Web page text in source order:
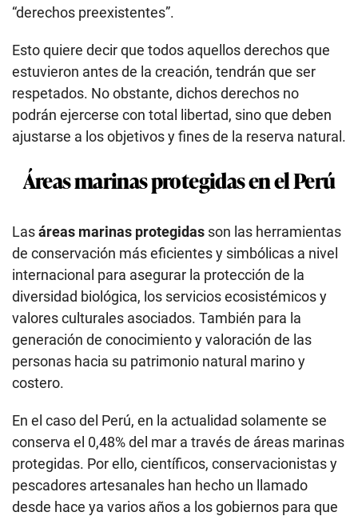
“derechos preexistentes”.
Esto quiere decir que todos aquellos derechos que
estuvieron antes de la creación, tendrán que ser
respetados. No obstante, dichos derechos no
podrán ejercerse con total libertad, sino que deben
ajustarse a los objetivos y fines de la reserva natural.
Áreas marinas protegidas en el Perú
Lasáreas marinas protegidas son las herramientas
de conservación más eficientes y simbólicas a nivel
internacional para asegurar la protección de la
diversidad biológica, los servicios ecosistémicos y
valores culturales asociados. También para la
generación de conocimiento y valoración de las
personas hacia su patrimonio natural marino y
costero.
En el caso del Perú, en la actualidad solamente se
conserva el 0,48% del mar a través de áreas marinas
protegidas. Por ello, científicos, conservacionistas y
pescadores artesanales han hecho un llamado
desde hace ya varios años a los gobiernos para que